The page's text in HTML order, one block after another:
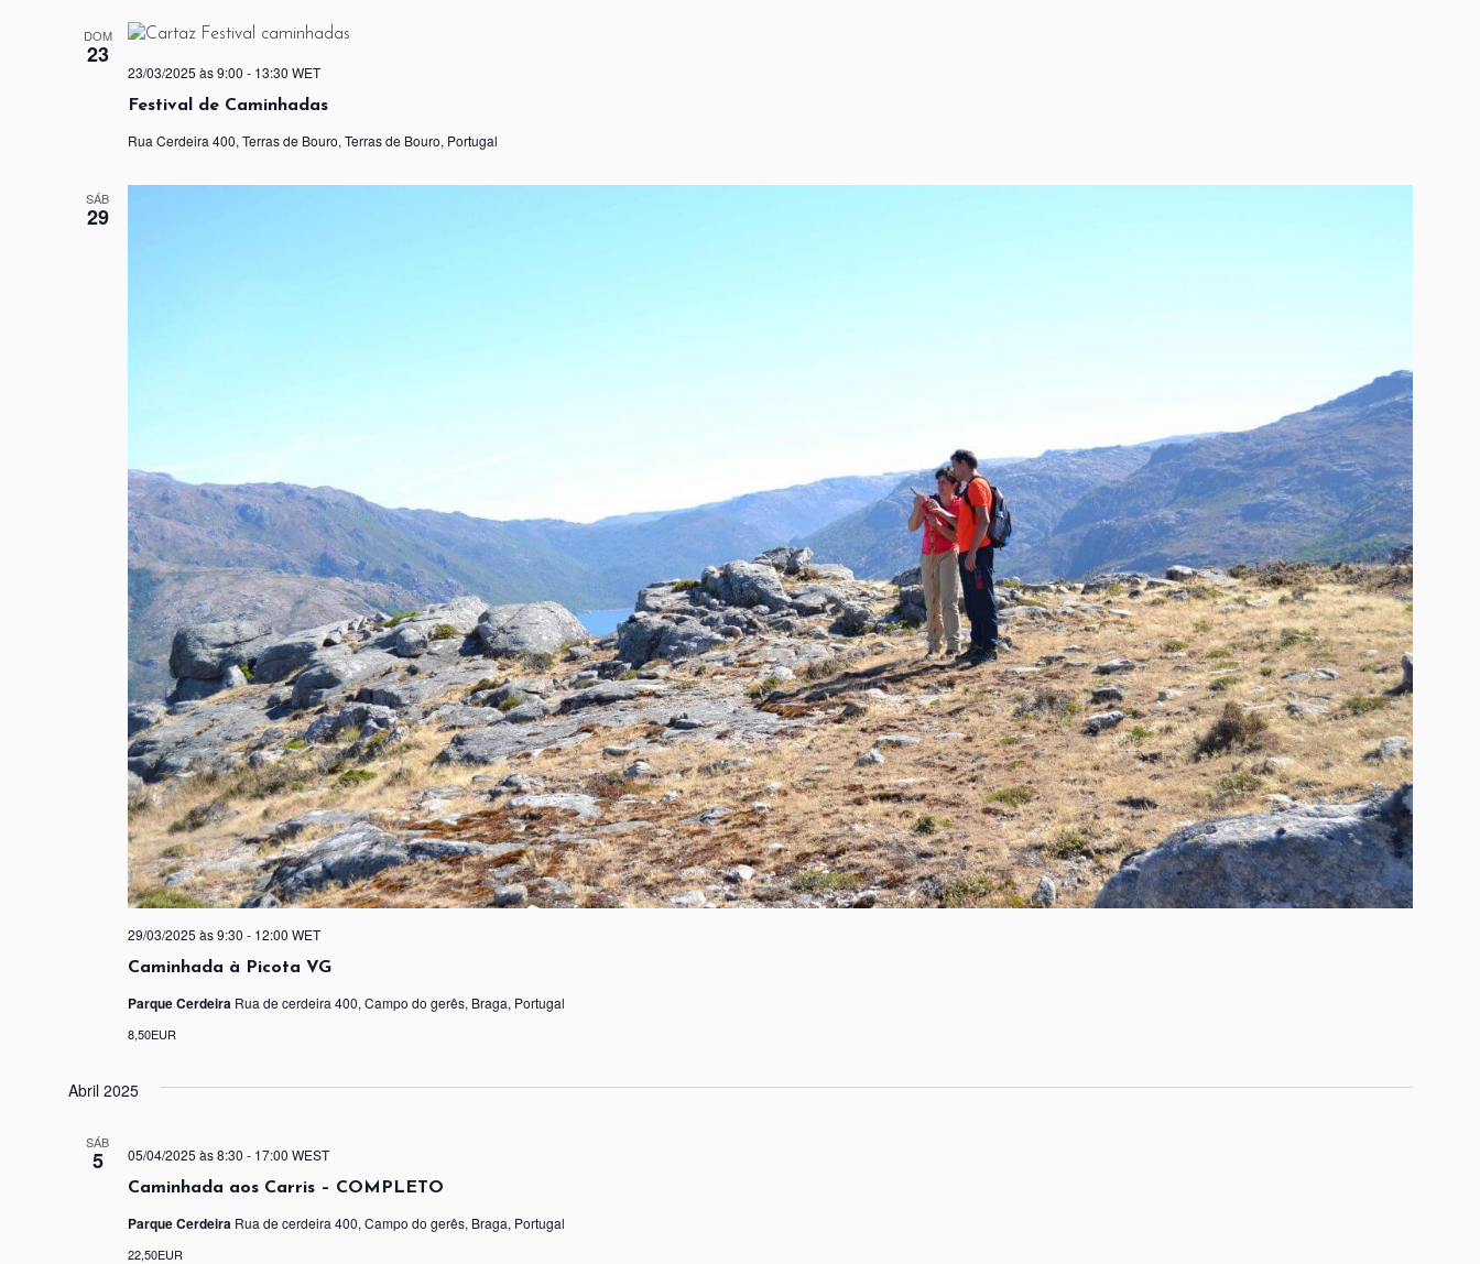
DOM
23
Festival de Caminhadas
23/03/2025 às 9:00 - 13:30 WET
Rua Cerdeira 400, Terras de Bouro, Terras de Bouro, Portugal
SÁB
29
Caminhada à Picota VG
29/03/2025 às 9:30 - 12:00 WET
Parque Cerdeira Rua de cerdeira 400, Campo do gerês, Braga, Portugal
8,50EUR
Abril 2025
SÁB
5
Caminhada aos Carris – COMPLETO
05/04/2025 às 8:30 - 17:00 WEST
Parque Cerdeira Rua de cerdeira 400, Campo do gerês, Braga, Portugal
22,50EUR